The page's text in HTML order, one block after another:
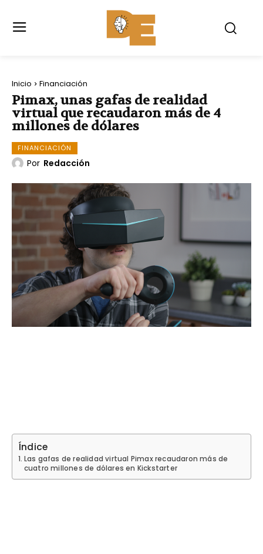
Inicio Financiación
Pimax, unas gafas de realidad
virtual que recaudaron más de 4
millones de dólares
FINANCIACIÓN
Por Redacción
Índice
Las gafas de realidad virtual Pimax recaudaron más de
cuatro millones de dólares en Kickstarter